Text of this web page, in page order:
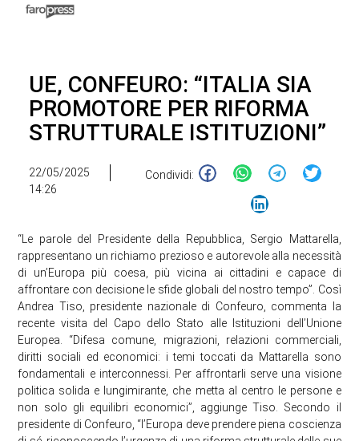
UE, CONFEURO: “ITALIA SIA
PROMOTORE PER RIFORMA
STRUTTURALE ISTITUZIONI”
22/05/2025
14:26
Condividi:
“Le parole del Presidente della Repubblica, Sergio Mattarella,
rappresentano un richiamo prezioso e autorevole alla necessità
di un’Europa più coesa, più vicina ai cittadini e capace di
affrontare con decisione le sfide globali del nostro tempo”. Così
Andrea Tiso, presidente nazionale di Confeuro, commenta la
recente visita del Capo dello Stato alle Istituzioni dell’Unione
Europea. “Difesa comune, migrazioni, relazioni commerciali,
diritti sociali ed economici: i temi toccati da Mattarella sono
fondamentali e interconnessi. Per affrontarli serve una visione
politica solida e lungimirante, che metta al centro le persone e
non solo gli equilibri economici”, aggiunge Tiso. Secondo il
presidente di Confeuro, “l’Europa deve prendere piena coscienza